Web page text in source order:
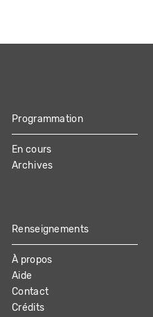
Programmation
En cours
Archives
Renseignements
À propos
Aide
Contact
Crédits